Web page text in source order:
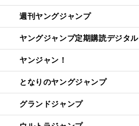
週刊ヤングジャンプ
ヤングジャンプ定期購読デジタル
ヤンジャン！
となりのヤングジャンプ
グランドジャンプ